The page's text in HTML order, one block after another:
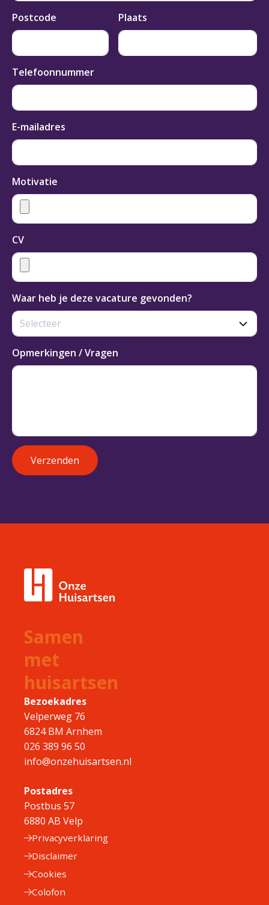
Postcode Plaats
Telefoonnummer
E-mailadres
Motivatie
CV
Waar heb je deze vacature gevonden?
Opmerkingen / Vragen
Verzenden
Samen
met
huisartsen
Bezoekadres
Velperweg 76
6824 BM Arnhem
026 389 96 50
info@onzehuisartsen.nl
Postadres
Postbus 57
6880 AB Velp
Privacyverklaring
Disclaimer
Cookies
Colofon